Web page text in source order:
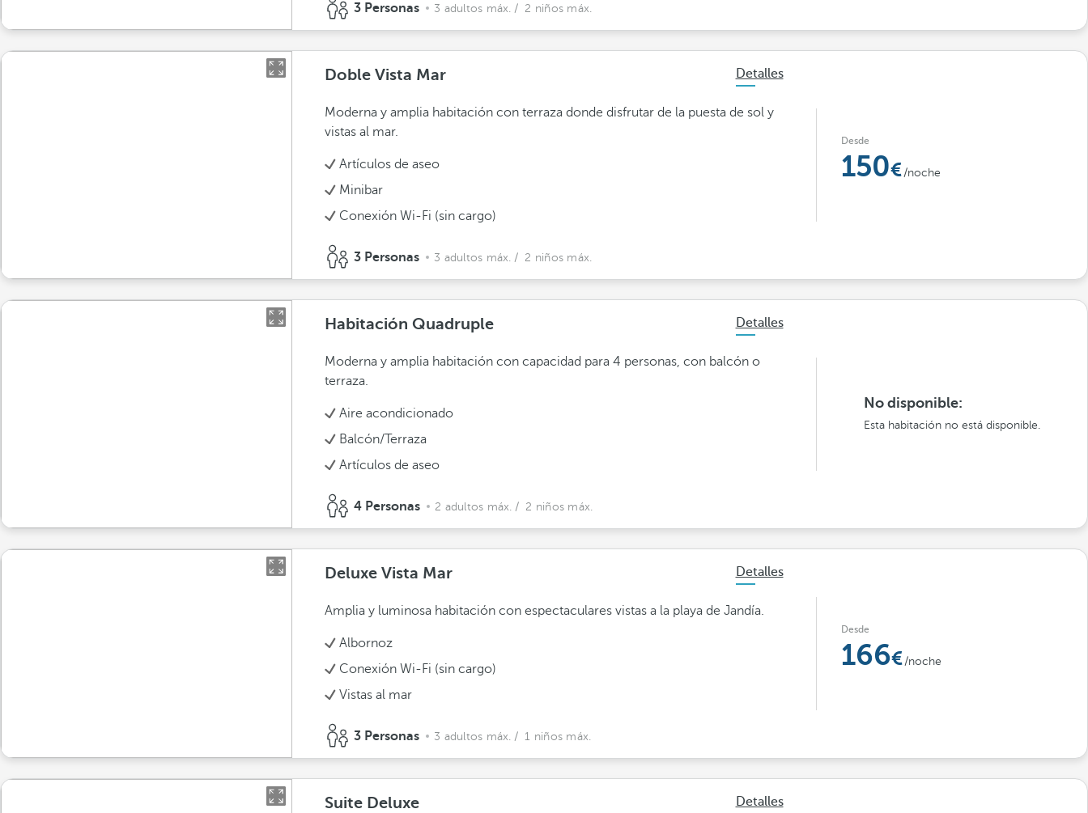
3 Personas 3 adultos máx. / 2 niños máx.
Doble Vista Mar Detalles
Moderna y amplia habitación con terraza donde disfrutar de la puesta de sol y
vistas al mar.
Artículos de aseo
Minibar
Conexión Wi-Fi (sin cargo)
3 Personas 3 adultos máx. / 2 niños máx.
Desde
150 /noche
Habitación Quadruple Detalles
Moderna y amplia habitación con capacidad para 4 personas, con balcón o
terraza.
Aire acondicionado
Balcón/Terraza
Artículos de aseo
4 Personas 2 adultos máx. / 2 niños máx.
No disponible:
Esta habitación no está disponible.
Deluxe Vista Mar Detalles
Amplia y luminosa habitación con espectaculares vistas a la playa de Jandía.
Albornoz
Conexión Wi-Fi (sin cargo)
Vistas al mar
3 Personas 3 adultos máx. / 1 niños máx.
Desde
166 /noche
Suite Deluxe Detalles